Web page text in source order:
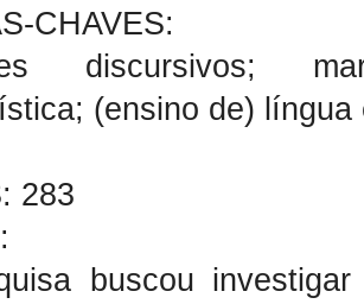
CHAVES:
discursivos;
(ensino de)
283
buscou